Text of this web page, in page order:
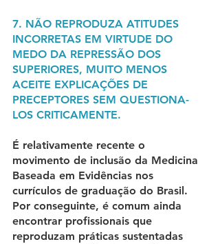
7. NÃO REPRODUZA ATITUDES
INCORRETAS EM VIRTUDE DO
MEDO DA REPRESSÃO DOS
SUPERIORES, MUITO MENOS
ACEITE EXPLICAÇÕES DE
PRECEPTORES SEM QUESTIONA-
LOS CRITICAMENTE.
É relativamente recente o
movimento de inclusão da Medicina
Baseada em Evidências nos
currículos de graduação do Brasil.
Por conseguinte, é comum ainda
encontrar profissionais que
reproduzam práticas sustentadas